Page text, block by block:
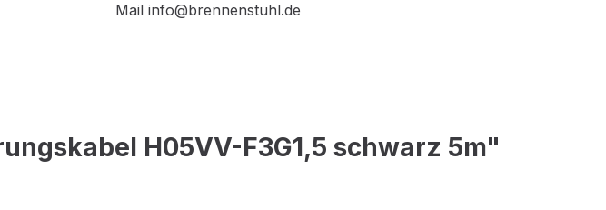
Mail info@brennenstuhl.de
H05VV-F3G1,5 schwarz 5m"